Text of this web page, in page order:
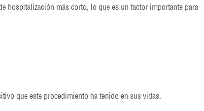
hospitalización más corto, lo que es un factor importante para
que este procedimiento ha tenido en sus vidas.